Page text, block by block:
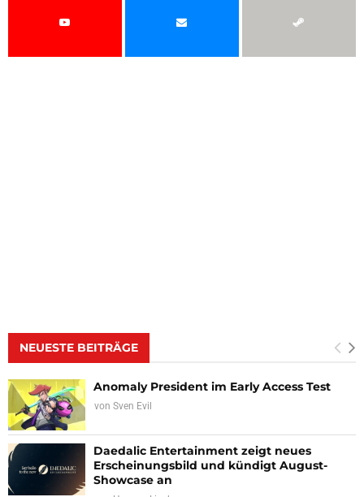
NEUESTE BEITRÄGE
Anomaly President im Early Access Test
von Sven Evil
Daedalic Entertainment zeigt neues
Erscheinungsbild und kündigt August-
Showcase an